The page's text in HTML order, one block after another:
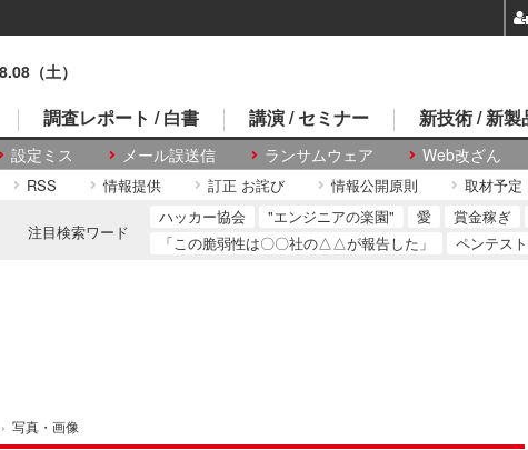
（土）
設定ミス メール誤送信 ランサムウェア Web改ざん
調査レポート / 白書 講演 / セミナー 新技術 / 新製
RSS 情報提供 訂正 お詫び 情報公開原則 取材予定
注目検索ワード
ハッカー協会 "エンジニアの楽園" 愛 賞金稼ぎ
「この脆弱性は〇〇社の△△が報告した」
ペンテス
› 写真・画像